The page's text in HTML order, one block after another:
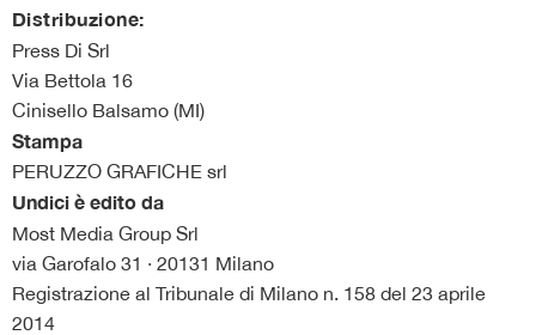
Distribuzione:
Press Di Srl
Via Bettola 16
Cinisello Balsamo (MI)
Stampa
PERUZZO GRAFICHE srl
Undici è edito da
Most Media Group Srl
via Garofalo 31 · 20131 Milano
Registrazione al Tribunale di Milano n. 158 del 23 aprile
2014